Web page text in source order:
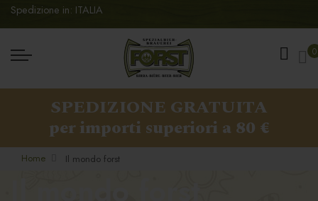
Spedizione in: ITALIA
0
SPEDIZIONE GRATUITA
per importi superiori a 80 €
Home Il mondo forst